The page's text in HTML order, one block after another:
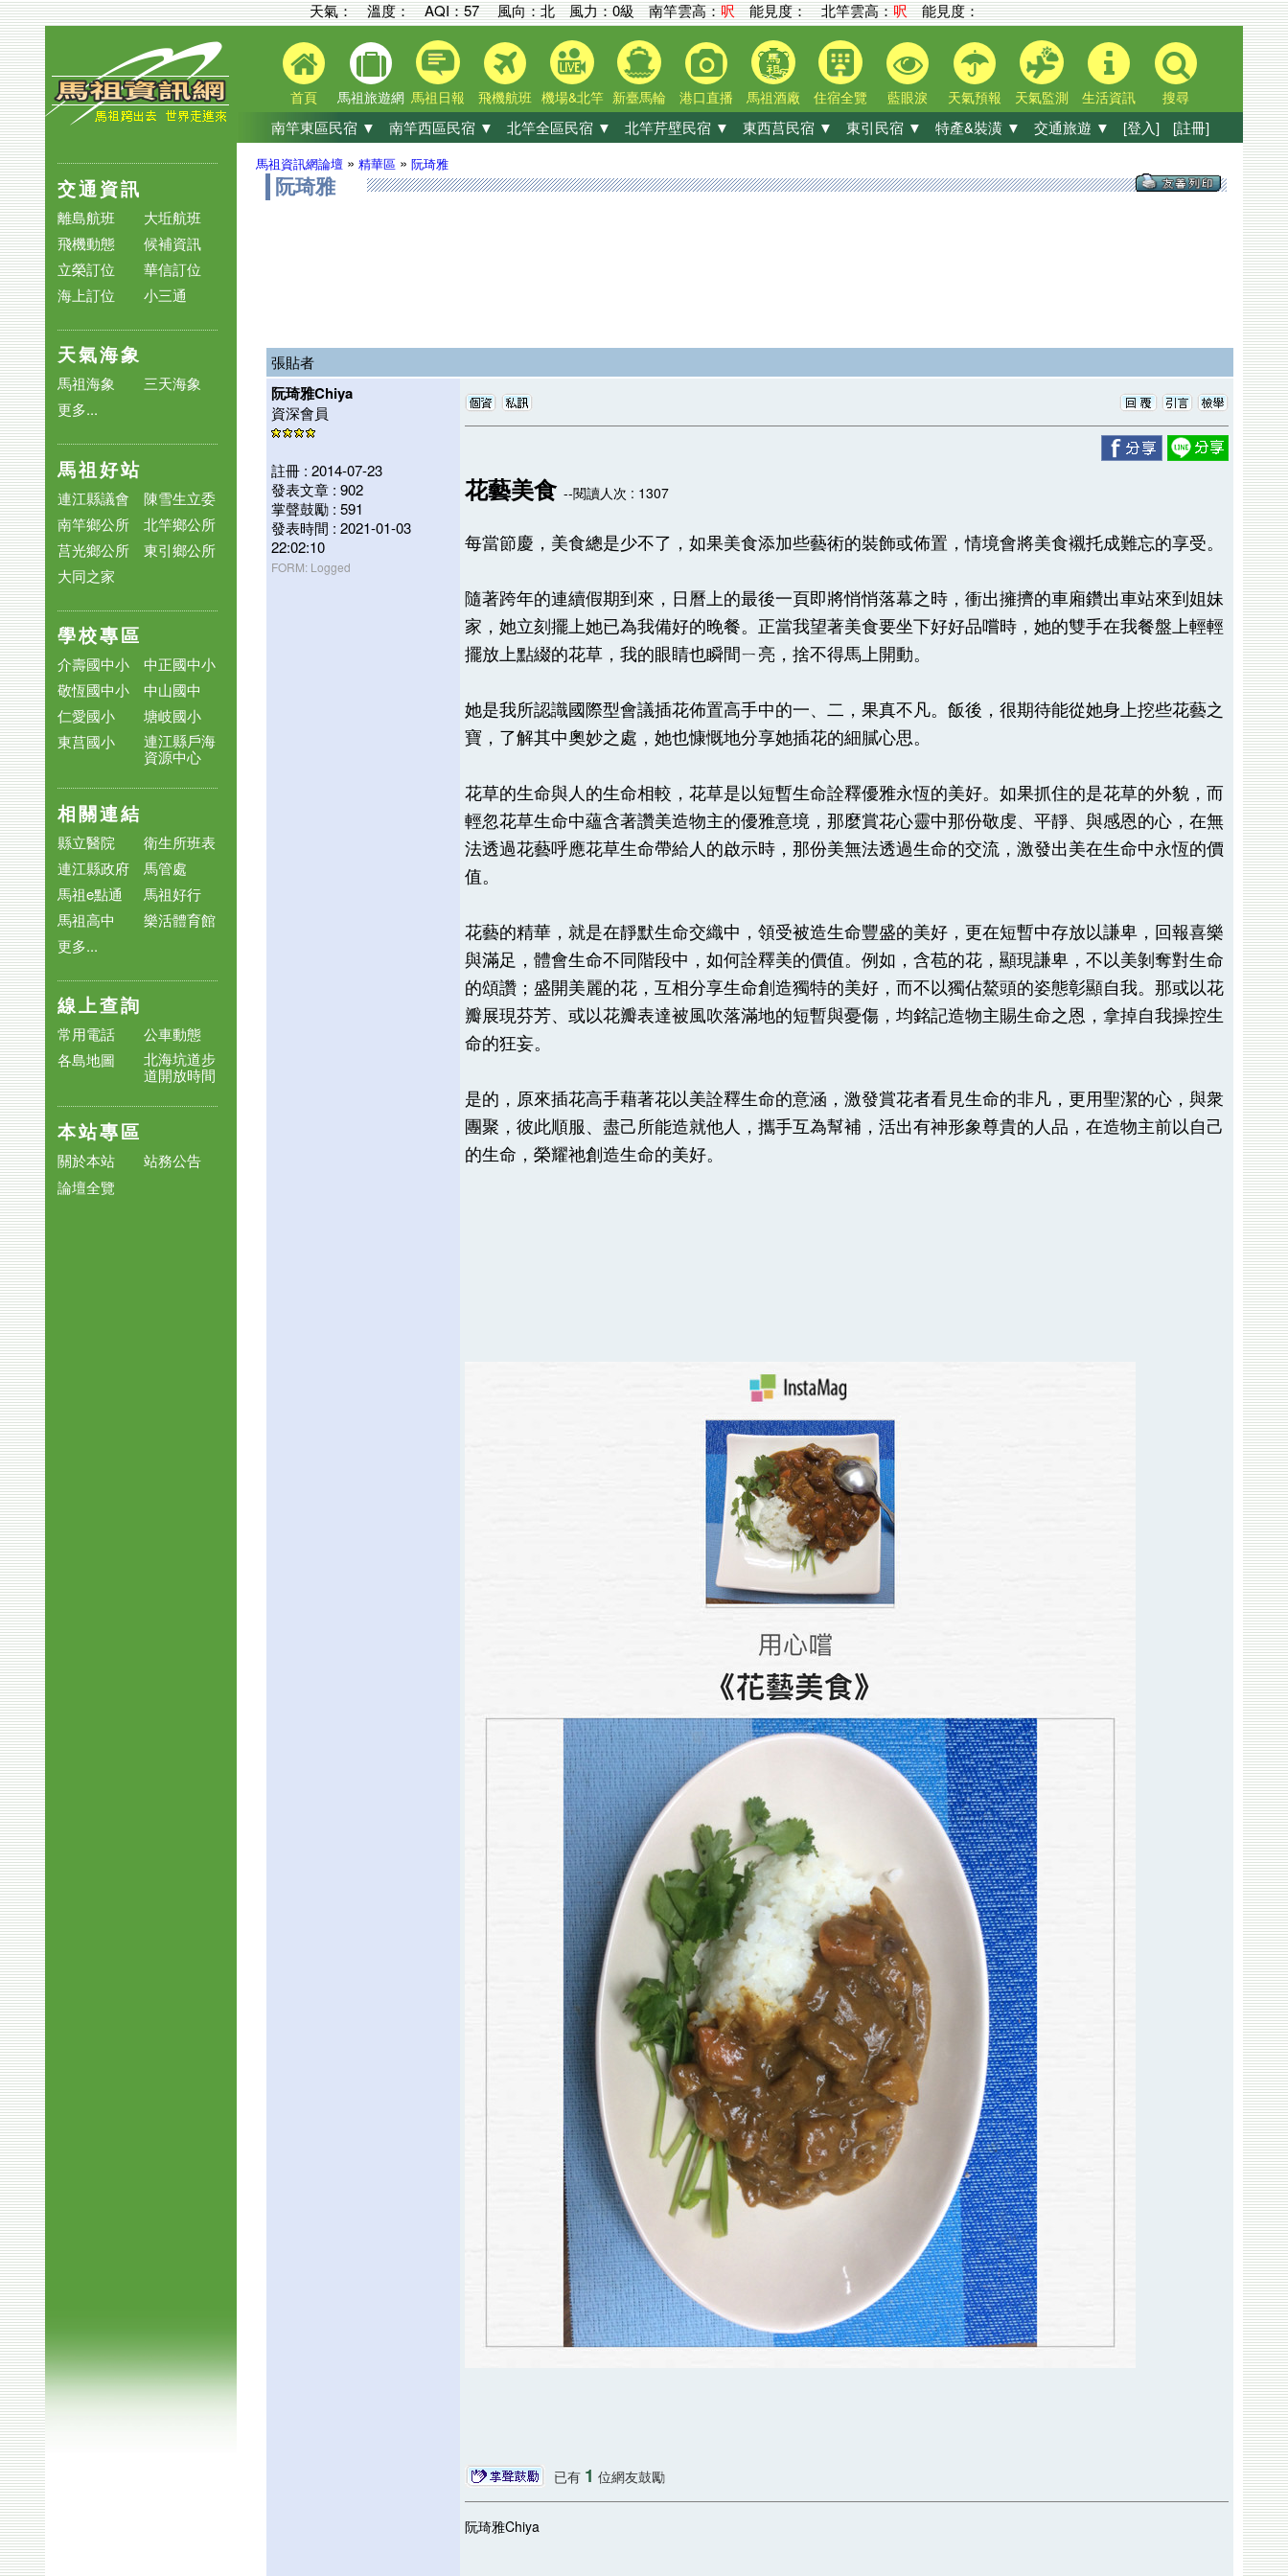
天氣： 溫度：AQI：57 風向：北 風力：0級南竿雲高：呎能見度：北竿雲高：呎能見度：
首頁 馬祖旅遊網 馬祖日報 飛機航班 機場&北竿 新臺馬輪 港口直播 馬祖酒廠 住宿全覽 藍眼淚 天氣預報 天氣監測 生活資訊 搜尋
南竿東區民宿 ▼ 南竿西區民宿 ▼ 北竿全區民宿 ▼ 北竿芹壁民宿 ▼ 東西莒民宿 ▼ 東引民宿 ▼ 特產&裝潢 ▼ 交通旅遊 ▼ [登入] [註冊]
交通資訊
離島航班
大坵航班
飛機動態
候補資訊
立榮訂位
華信訂位
海上訂位
小三通
天氣海象
馬祖海象
三天海象
更多...
馬祖好站
連江縣議會
陳雪生立委
南竿鄉公所
北竿鄉公所
莒光鄉公所
東引鄉公所
大同之家
學校專區
介壽國中小
中正國中小
敬恆國中小
中山國中
仁愛國小
塘岐國小
東莒國小
連江縣戶海
資源中心
相關連結
縣立醫院
衛生所班表
連江縣政府
馬管處
馬祖e點通
馬祖好行
馬祖高中
樂活體育館
更多...
線上查詢
常用電話
公車動態
各島地圖
北海坑道步
道開放時間
本站專區
關於本站
站務公告
論壇全覽
馬祖資訊網論壇 » 精華區 » 阮琦雅
阮琦雅
張貼者
阮琦雅Chiya
資深會員
註冊 : 2014-07-23
發表文章 : 902
掌聲鼓勵 : 591
發表時間 : 2021-01-03
22:02:10
FORM: Logged
花藝美食 --閱讀人次 : 1307
每當節慶，美食總是少不了，如果美食添加些藝術的裝飾或佈置，情境會將美食襯托成難忘的享受。
隨著跨年的連續假期到來，日曆上的最後一頁即將悄悄落幕之時，衝出擁擠的車廂鑽出車站來到姐妹
家，她立刻擺上她已為我備好的晚餐。正當我望著美食要坐下好好品嚐時，她的雙手在我餐盤上輕輕
擺放上點綴的花草，我的眼睛也瞬間ㄧ亮，捨不得馬上開動。
她是我所認識國際型會議插花佈置高手中的一、二，果真不凡。飯後，很期待能從她身上挖些花藝之
寶，了解其中奧妙之處，她也慷慨地分享她插花的細膩心思。
花草的生命與人的生命相較，花草是以短暫生命詮釋優雅永恆的美好。如果抓住的是花草的外貌，而
輕忽花草生命中蘊含著讚美造物主的優雅意境，那麼賞花心靈中那份敬虔、平靜、與感恩的心，在無
法透過花藝呼應花草生命帶給人的啟示時，那份美無法透過生命的交流，激發出美在生命中永恆的價
值。
花藝的精華，就是在靜默生命交織中，領受被造生命豐盛的美好，更在短暫中存放以謙卑，回報喜樂
與滿足，體會生命不同階段中，如何詮釋美的價值。例如，含苞的花，顯現謙卑，不以美剝奪對生命
的頌讚；盛開美麗的花，互相分享生命創造獨特的美好，而不以獨佔鰲頭的姿態彰顯自我。那或以花
瓣展現芬芳、或以花瓣表達被風吹落滿地的短暫與憂傷，均銘記造物主賜生命之恩，拿掉自我操控生
命的狂妄。
是的，原來插花高手藉著花以美詮釋生命的意涵，激發賞花者看見生命的非凡，更用聖潔的心，與衆
團聚，彼此順服、盡己所能造就他人，攜手互為幫補，活出有神形象尊貴的人品，在造物主前以自己
的生命，榮耀祂創造生命的美好。
已有 1 位網友鼓勵
阮琦雅Chiya